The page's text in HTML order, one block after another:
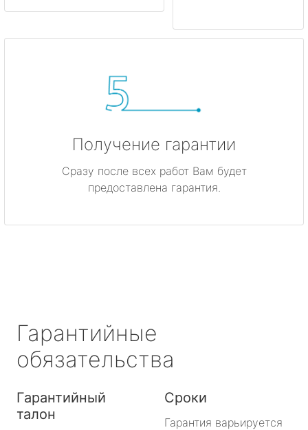
Получение гарантии
Сразу после всех работ Вам будет
предоставлена гарантия.
Гарантийные
обязательства
Гарантийный
талон
Сроки
Гарантия варьируется